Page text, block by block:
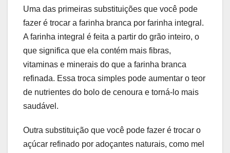
Uma das primeiras substituições que você pode
fazer é trocar a farinha branca por farinha integral.
A farinha integral é feita a partir do grão inteiro, o
que significa que ela contém mais fibras,
vitaminas e minerais do que a farinha branca
refinada. Essa troca simples pode aumentar o teor
de nutrientes do bolo de cenoura e torná-lo mais
saudável.
Outra substituição que você pode fazer é trocar o
açúcar refinado por adoçantes naturais, como mel